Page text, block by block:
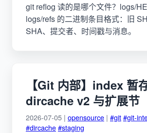
git reflog 读的是哪个文件？logs/
logs/refs 的二进制条目格式：旧
SHA、提交者、时间戳与消息。
【Git 内部】index 暂
dircache v2 与扩展节
2026-07-05 | opensource | #git#git-
#dircache#staging